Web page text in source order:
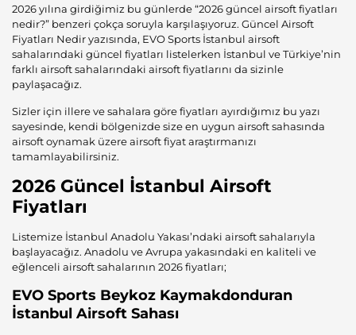
2026 yılına girdiğimiz bu günlerde “2026 güncel airsoft fiyatları
nedir?” benzeri çokça soruyla karşılaşıyoruz. Güncel Airsoft
Fiyatları Nedir yazısında, EVO Sports İstanbul airsoft
sahalarındaki güncel fiyatları listelerken İstanbul ve Türkiye’nin
farklı airsoft sahalarındaki airsoft fiyatlarını da sizinle
paylaşacağız.
Sizler için illere ve sahalara göre fiyatları ayırdığımız bu yazı
sayesinde, kendi bölgenizde size en uygun airsoft sahasında
airsoft oynamak üzere airsoft fiyat araştırmanızı
tamamlayabilirsiniz.
2026 Güncel İstanbul Airsoft
Fiyatları
Listemize İstanbul Anadolu Yakası’ndaki airsoft sahalarıyla
başlayacağız. Anadolu ve Avrupa yakasındaki en kaliteli ve
eğlenceli airsoft sahalarının 2026 fiyatları;
EVO Sports Beykoz Kaymakdonduran
İstanbul Airsoft Sahası